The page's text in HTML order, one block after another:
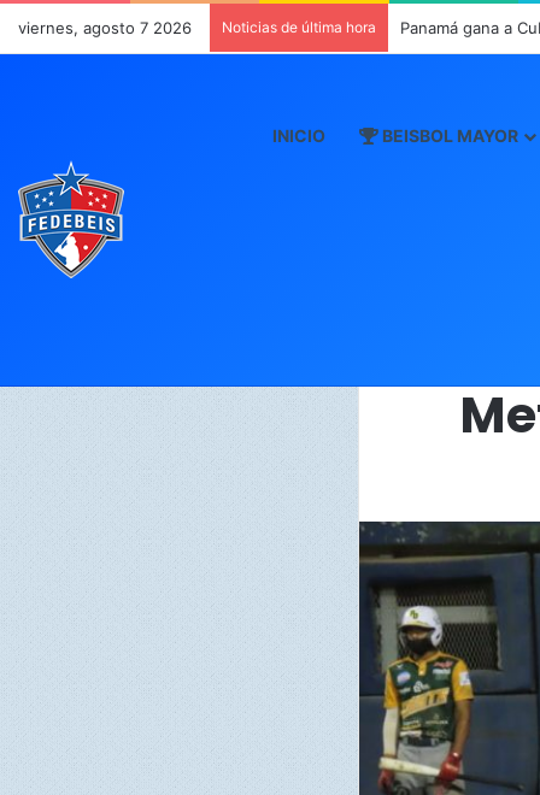
viernes, agosto 7 2026 Noticias de última hora Panamá gana a
INICIO BEISBOL MAYOR